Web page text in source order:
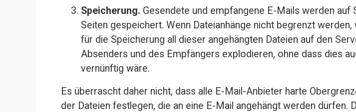
Speicherung. Gesendete und empfangene E-Mails werden auf
Seiten gespeichert. Wenn Dateianhänge nicht begrenzt
für die Speicherung all dieser angehängten Dateien auf den
Absenders und des Empfängers explodieren, ohne dass dies
vernünftig wäre.
Es überrascht daher nicht, dass alle E-Mail-Anbieter harte
der Dateien festlegen, die an eine E-Mail angehängt werden dürfen.